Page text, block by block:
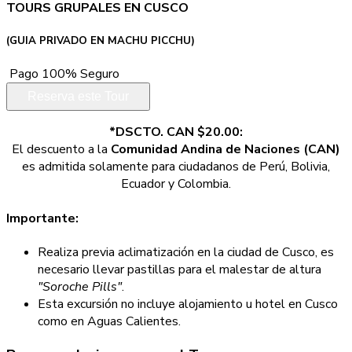
TOURS GRUPALES EN CUSCO
(GUIA PRIVADO EN MACHU PICCHU)
Pago 100% Seguro
*DSCTO. CAN $20.00:
El descuento a la Comunidad Andina de Naciones (CAN)
es admitida solamente para ciudadanos de Perú, Bolivia,
Ecuador y Colombia.
Importante:
Realiza previa aclimatización en la ciudad de Cusco, es
necesario llevar pastillas para el malestar de altura
"Soroche Pills".
Esta excursión no incluye alojamiento u hotel en Cusco
como en Aguas Calientes.